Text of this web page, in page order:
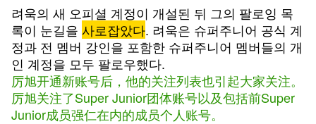
려욱의 새 오피셜 계정이 개설된 뒤 그의 팔로잉 목
록이 눈길을 사로잡았다. 려욱은 슈퍼주니어 공식 계
정과 전 멤버 강인을 포함한 슈퍼주니어 멤버들의 개
인 계정을 모두 팔로우했다.
厉旭开通新账号后，他的关注列表也引起大家关注。
厉旭关注了Super Junior团体账号以及包括前Super
Junior成员强仁在内的成员个人账号。